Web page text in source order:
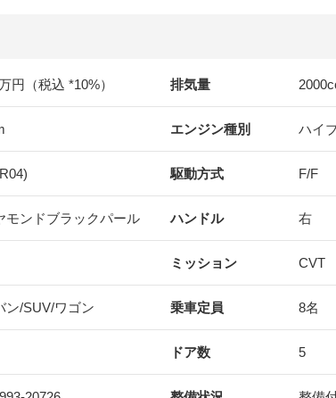
円（税込 *10%） 排気量 2000
エンジン種別 ハイ
駆動方式 F/F
モンドブラックパール ハンドル 右
ミッション CVT
ン/SUV/ワゴン 乗車定員 8名
ドア数 5